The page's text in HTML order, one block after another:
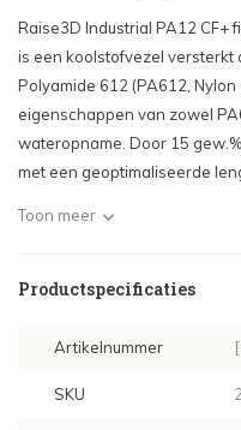
Raise3D Industrial PA12 CF+
is een koolstofvezel versterkt
Polyamide 612 (PA612,
eigenschappen van zowel
wateropname. Door 15
met een geoptimaliseerde
Toon meer
Productspecificaties
Artikelnummer
SKU